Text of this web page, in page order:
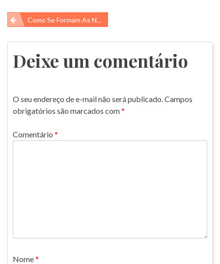
Navegação
de
Post
Como Se Formam As Nuvens?
Deixe um comentário
O seu endereço de e-mail não será publicado. Campos
obrigatórios são marcados com*
Comentário *
Nome*